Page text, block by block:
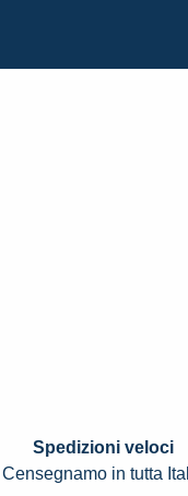
Spedizioni veloci
Censegnamo in tutta